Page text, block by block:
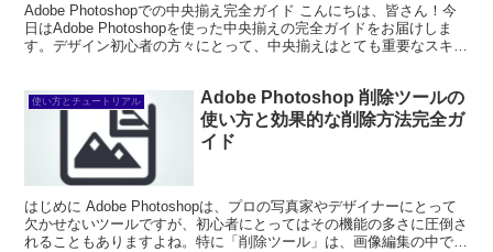
Adobe Photoshopでの中央揃え完全ガイド こんにちは、皆さん！今
日はAdobe Photoshopを使った中央揃えの完全ガイドをお届けしま
す。デザイン初心者の方々にとって、中央揃えはとても重要なスキル
使い方とチュートリアル
Adobe Photoshop 削除ツールの
使い方と効果的な削除方法完全ガ
イド
はじめに Adobe Photoshopは、プロの写真家やデザイナーにとって
欠かせないツールですが、初心者にとってはその機能の多さに圧倒さ
れることもありますよね。特に「削除ツール」は、画像編集の中でも